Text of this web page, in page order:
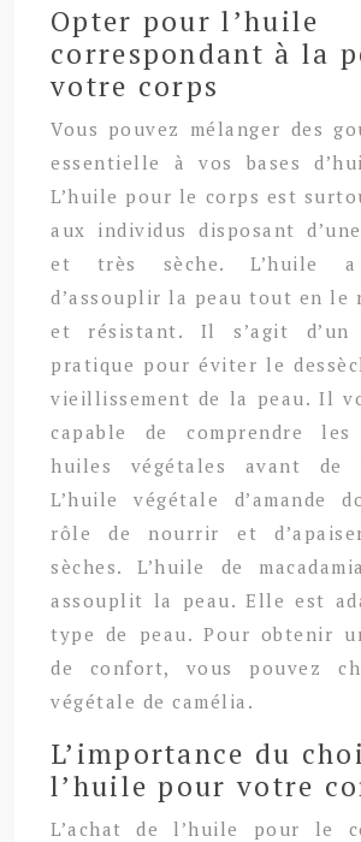
Opter pour l’huile
correspondant à la
votre corps
Vous pouvez mélanger des
essentielle à vos bases
L’huile pour le corps est
aux individus disposant
et très sèche. L’huile
d’assouplir la peau tout en le
et résistant. Il s’agit d’un
pratique pour éviter le
vieillissement de la peau. Il
capable de comprendre les
huiles végétales avant de
L’huile végétale d’amande
rôle de nourrir et
sèches. L’huile de
assouplit la peau. Elle est
type de peau. Pour obtenir
de confort, vous pouvez
végétale de camélia.
L’importance du
l’huile pour votre
L’achat de l’huile pour le